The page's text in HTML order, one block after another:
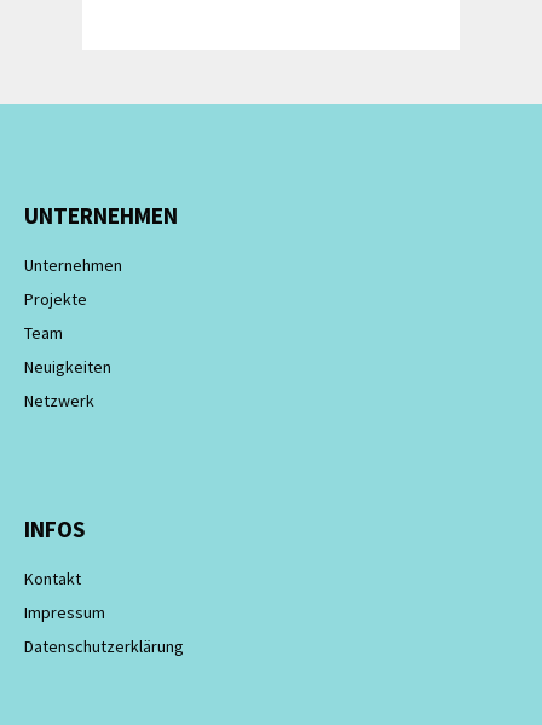
UNTERNEHMEN
Unternehmen
Projekte
Team
Neuigkeiten
Netzwerk
INFOS
Kontakt
Impressum
Datenschutzerklärung